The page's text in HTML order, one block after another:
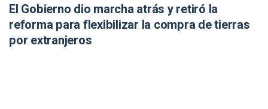
El Gobierno dio marcha atrás y retiró la
reforma para flexibilizar la compra de tierras
por extranjeros